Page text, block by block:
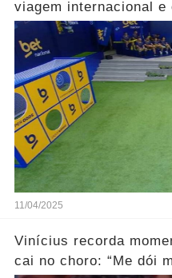
viagem internacional e
Ver mais
11/04/2025
Vinícius recorda
cai no choro: “Me dói